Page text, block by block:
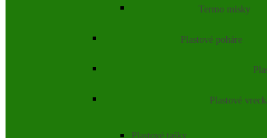
Termo misky
Plastové poháre
Plastové
Plastové tašky